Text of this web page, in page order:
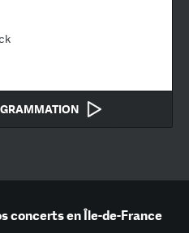
concerts en Île-de-France